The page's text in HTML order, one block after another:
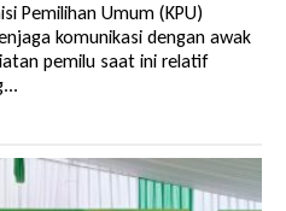
Pemilihan Umum (KPU)
komunikasi dengan awak
pemilu saat ini relatif